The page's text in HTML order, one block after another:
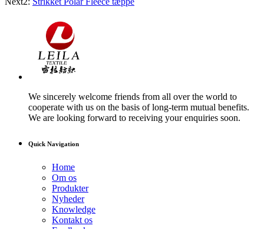
We sincerely welcome friends from all over the world to
cooperate with us on the basis of long-term mutual benefits.
We are looking forward to receiving your enquiries soon.
Quick Navigation
Home
Om os
Produkter
Nyheder
Knowledge
Kontakt os